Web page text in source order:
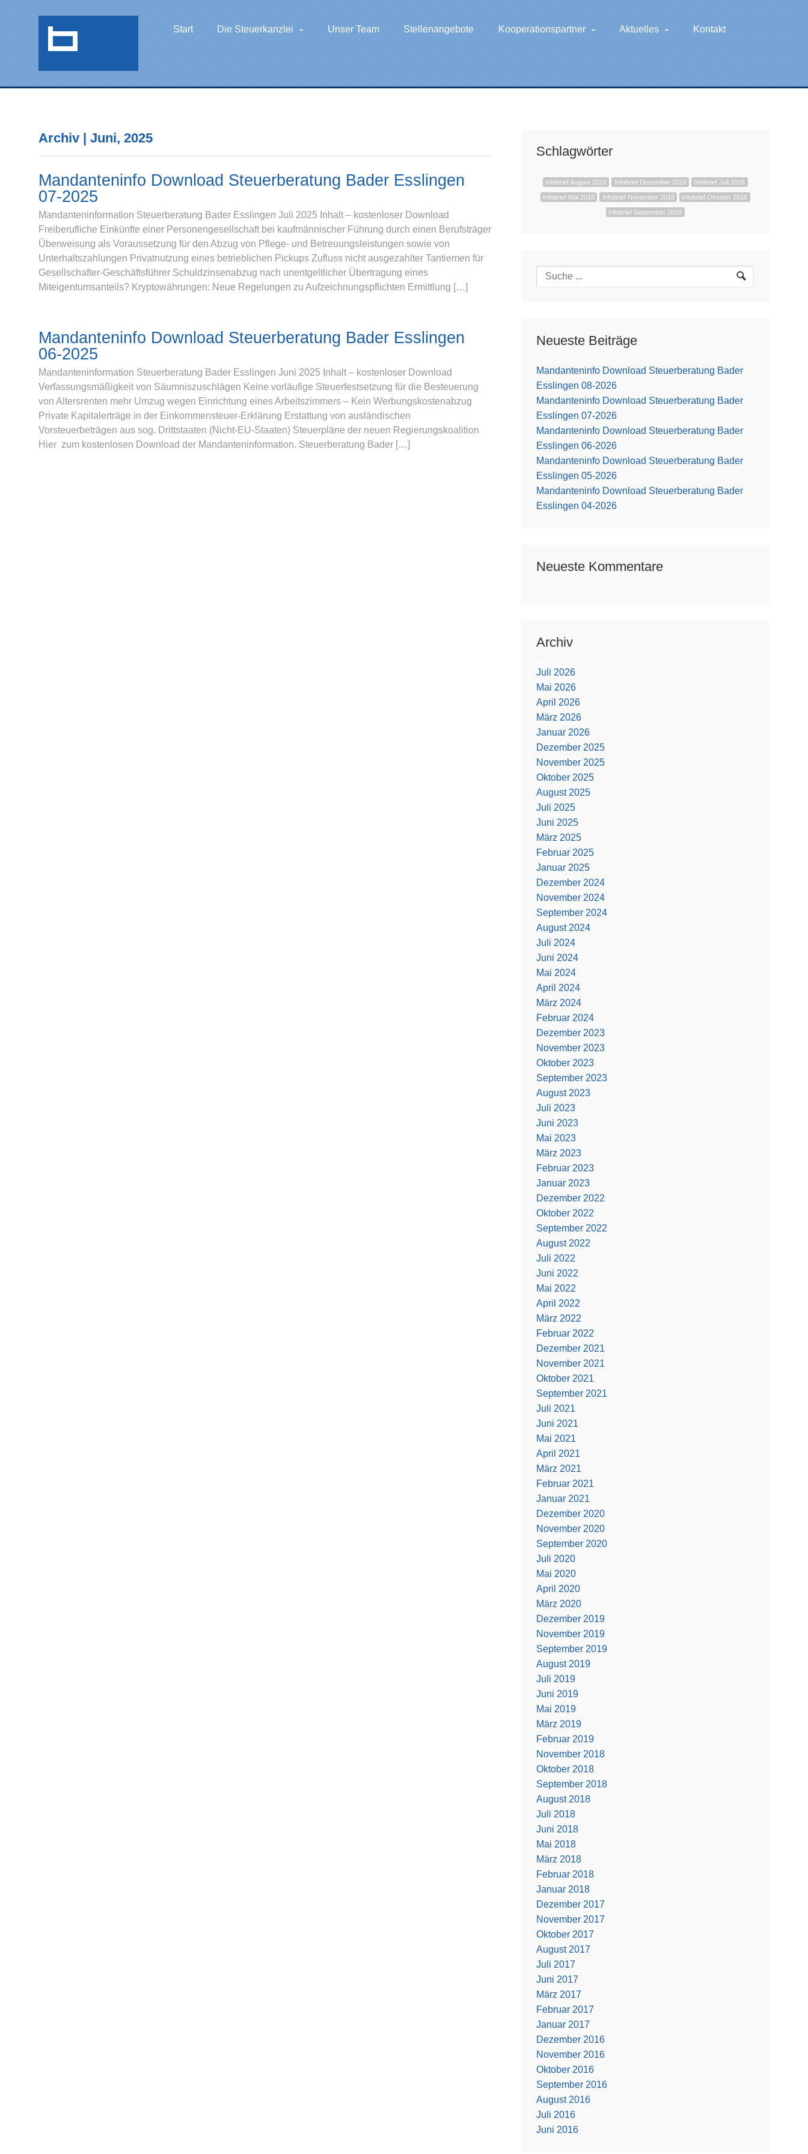
Start Die Steuerkanzlei Unser Team Stellenangebote Kooperationspartner Aktuelles Kontakt
Archiv | Juni, 2025
Mandanteninfo Download Steuerberatung Bader Esslingen
07-2025
Mandanteninformation Steuerberatung Bader Esslingen Juli 2025 Inhalt – kostenloser Download
Freiberufliche Einkünfte einer Personengesellschaft bei kaufmännischer Führung durch einen Berufsträger
Überweisung als Voraussetzung für den Abzug von Pflege- und Betreuungsleistungen sowie von
Unterhaltszahlungen Privatnutzung eines betrieblichen Pickups Zufluss nicht ausgezahlter Tantiemen für
Gesellschafter-Geschäftsführer Schuldzinsenabzug nach unentgeltlicher Übertragung eines
Miteigentumsanteils? Kryptowährungen: Neue Regelungen zu Aufzeichnungspflichten Ermittlung […]
Mandanteninfo Download Steuerberatung Bader Esslingen
06-2025
Mandanteninformation Steuerberatung Bader Esslingen Juni 2025 Inhalt – kostenloser Download
Verfassungsmäßigkeit von Säumniszuschlägen Keine vorläufige Steuerfestsetzung für die Besteuerung
von Altersrenten mehr Umzug wegen Einrichtung eines Arbeitszimmers – Kein Werbungskostenabzug
Private Kapitalerträge in der Einkommensteuer-Erklärung Erstattung von ausländischen
Vorsteuerbeträgen aus sog. Drittstaaten (Nicht-EU-Staaten) Steuerpläne der neuen Regierungskoalition
Hier zum kostenlosen Download der Mandanteninformation. Steuerberatung Bader […]
Schlagwörter
Infobrief August 2016 Infobrief Dezember 2016 Infobrief Juli 2016
Infobrief Mai 2016 Infobrief November 2016 Infobrief Oktober 2016
Infobrief September 2016
Neueste Beiträge
Mandanteninfo Download Steuerberatung Bader
Esslingen 08-2026
Mandanteninfo Download Steuerberatung Bader
Esslingen 07-2026
Mandanteninfo Download Steuerberatung Bader
Esslingen 06-2026
Mandanteninfo Download Steuerberatung Bader
Esslingen 05-2026
Mandanteninfo Download Steuerberatung Bader
Esslingen 04-2026
Neueste Kommentare
Archiv
Juli 2026
Mai 2026
April 2026
März 2026
Januar 2026
Dezember 2025
November 2025
Oktober 2025
August 2025
Juli 2025
Juni 2025
März 2025
Februar 2025
Januar 2025
Dezember 2024
November 2024
September 2024
August 2024
Juli 2024
Juni 2024
Mai 2024
April 2024
März 2024
Februar 2024
Dezember 2023
November 2023
Oktober 2023
September 2023
August 2023
Juli 2023
Juni 2023
Mai 2023
März 2023
Februar 2023
Januar 2023
Dezember 2022
Oktober 2022
September 2022
August 2022
Juli 2022
Juni 2022
Mai 2022
April 2022
März 2022
Februar 2022
Dezember 2021
November 2021
Oktober 2021
September 2021
Juli 2021
Juni 2021
Mai 2021
April 2021
März 2021
Februar 2021
Januar 2021
Dezember 2020
November 2020
September 2020
Juli 2020
Mai 2020
April 2020
März 2020
Dezember 2019
November 2019
September 2019
August 2019
Juli 2019
Juni 2019
Mai 2019
März 2019
Februar 2019
November 2018
Oktober 2018
September 2018
August 2018
Juli 2018
Juni 2018
Mai 2018
März 2018
Februar 2018
Januar 2018
Dezember 2017
November 2017
Oktober 2017
August 2017
Juli 2017
Juni 2017
März 2017
Februar 2017
Januar 2017
Dezember 2016
November 2016
Oktober 2016
September 2016
August 2016
Juli 2016
Juni 2016